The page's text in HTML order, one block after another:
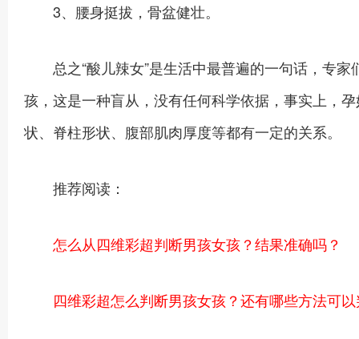
3、腰身挺拔，骨盆健壮。
总之“酸儿辣女”是生活中最普遍的一句话，专家
孩，这是一种盲从，没有任何科学依据，事实上，
状、脊柱形状、腹部肌肉厚度等都有一定的关系。
推荐阅读：
怎么从四维彩超判断男孩女孩？结果准确吗？
四维彩超怎么判断男孩女孩？还有哪些方法可